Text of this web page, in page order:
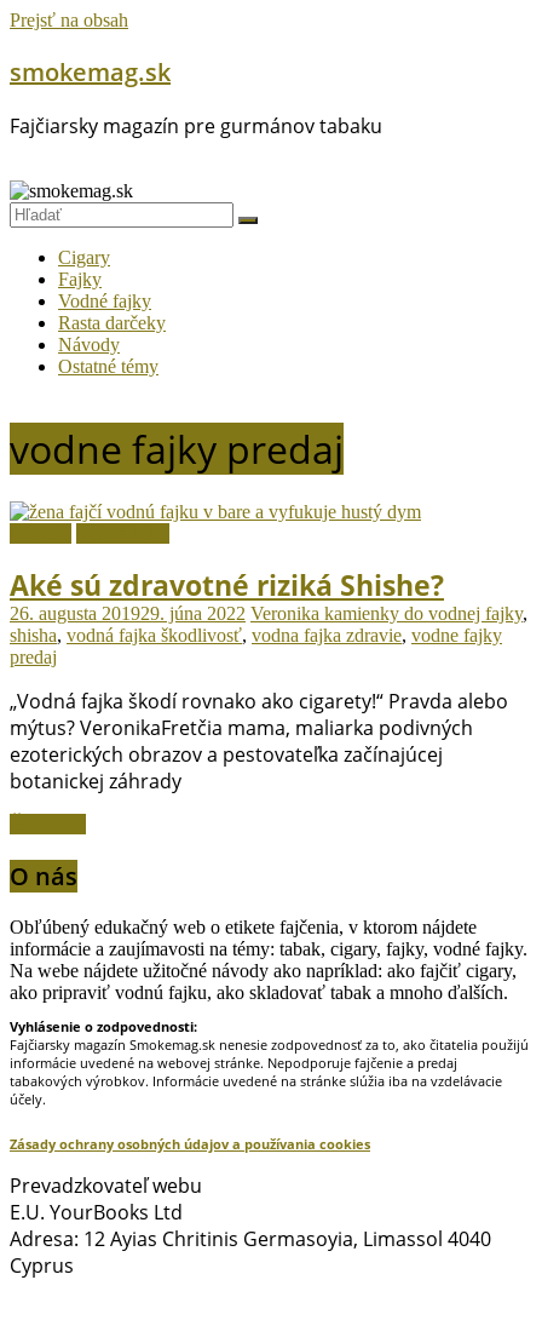
Prejsť na obsah
smokemag.sk
Fajčiarsky magazín pre gurmánov tabaku
Cigary
Fajky
Vodné fajky
Rasta darčeky
Návody
Ostatné témy
vodne fajky predaj
Aké sú zdravotné riziká Shishe?
26. augusta 201929. júna 2022 Veronika kamienky do vodnej fajky,
shisha, vodná fajka škodlivosť, vodna fajka zdravie, vodne fajky
predaj
„Vodná fajka škodí rovnako ako cigarety!“ Pravda alebo
mýtus? VeronikaFretčia mama, maliarka podivných
ezoterických obrazov a pestovateľka začínajúcej
botanickej záhrady
O nás
Obľúbený edukačný web o etikete fajčenia, v ktorom nájdete
informácie a zaujímavosti na témy: tabak, cigary, fajky, vodné fajky.
Na webe nájdete užitočné návody ako napríklad: ako fajčiť cigary,
ako pripraviť vodnú fajku, ako skladovať tabak a mnoho ďalších.
Vyhlásenie o zodpovednosti:
Fajčiarsky magazín Smokemag.sk nenesie zodpovednosť za to, ako čitatelia použijú
informácie uvedené na webovej stránke. Nepodporuje fajčenie a predaj
tabakových výrobkov. Informácie uvedené na stránke slúžia iba na vzdelávacie
účely.
Zásady ochrany osobných údajov a používania cookies
Prevadzkovateľ webu
E.U. YourBooks Ltd
Adresa: 12 Ayias Chritinis Germasoyia, Limassol 4040
Cyprus